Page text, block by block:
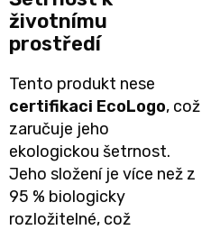
and
Mušelinové
plenky
a
životnímu
prostředí
Tento produkt nese
certifikaci EcoLogo, což
zaručuje jeho
ekologickou šetrnost.
Jeho složení je více než z
95 % biologicky
rozložitelné, což